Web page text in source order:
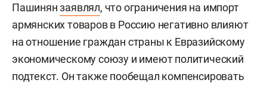
Пашинянзаявлял, что ограничения на импорт
армянских товаров в Россию негативно влияют
на отношение граждан страны к Евразийскому
экономическому союзу и имеют политический
подтекст. Он также пообещал компенсировать